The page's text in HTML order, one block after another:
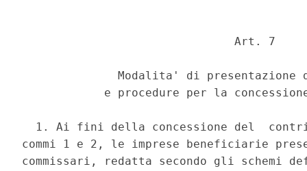
                               Art. 7
Modalita' di presentazione
e procedure per la
1. Ai fini della concessione del
commi 1 e 2, le imprese beneficiarie
commissari, redatta secondo gli schemi